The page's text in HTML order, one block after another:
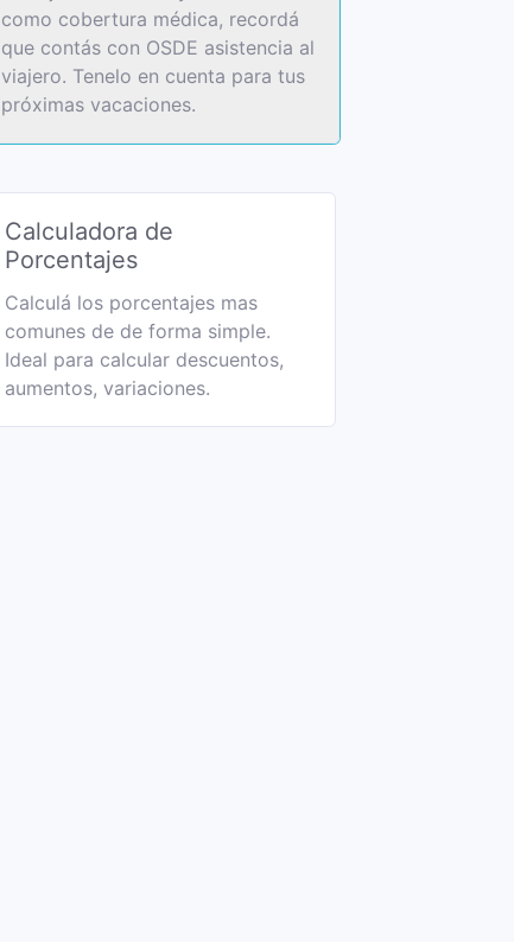
como cobertura médica, recordá
que contás con OSDE asistencia al
viajero. Tenelo en cuenta para tus
próximas vacaciones.
Calculadora de
Porcentajes
Calculá los porcentajes mas
comunes de de forma simple.
Ideal para calcular descuentos,
aumentos, variaciones.